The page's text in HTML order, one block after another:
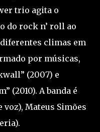
trio agita o
do rock n’ roll ao
climas em
por músicas,
(2007) e
(2010). A banda é
Mateus Simões